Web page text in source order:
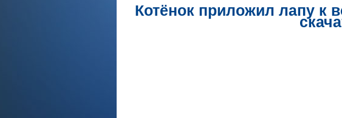
Котёнок приложил лапу к